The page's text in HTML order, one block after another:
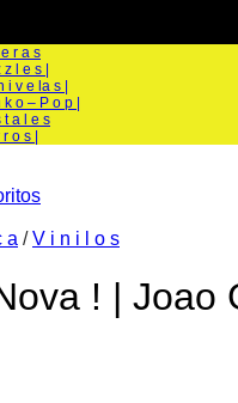
r a s
l e s |
i v e la s |
k o – P o p |
t a l e s
o s |
a / V i n i l o s
! | Joao